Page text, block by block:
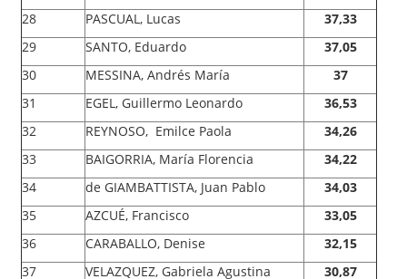
28
PASCUAL, Lucas
37,33
29
SANTO, Eduardo
37,05
30
MESSINA, Andrés María
37
31
EGEL, Guillermo Leonardo
36,53
32
REYNOSO, Emilce Paola
34,26
33
BAIGORRIA, María Florencia
34,22
34
de GIAMBATTISTA, Juan Pablo
34,03
35
AZCUÉ, Francisco
33,05
36
CARABALLO, Denise
32,15
37
VELAZQUEZ, Gabriela Agustina
30,87